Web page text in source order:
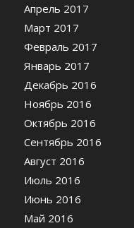
Апрель 2017
Март 2017
Февраль 2017
Январь 2017
Декабрь 2016
Ноябрь 2016
Октябрь 2016
Сентябрь 2016
Август 2016
Июль 2016
Июнь 2016
Май 2016